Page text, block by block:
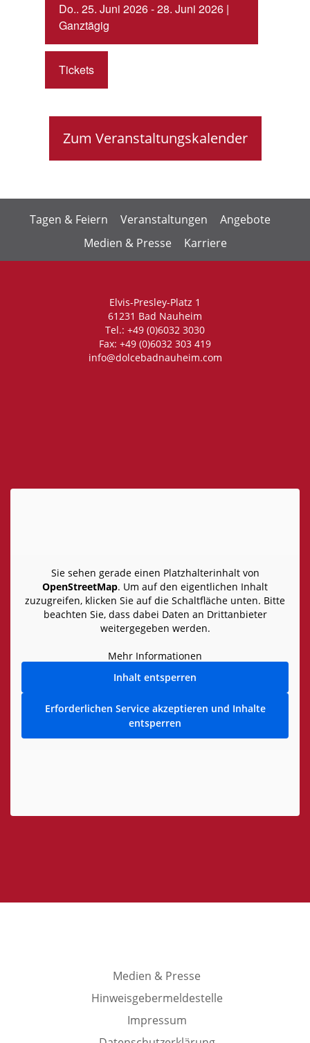
Do.. 25. Juni 2026 - 28. Juni 2026 |
Ganztägig
Tickets
Zum Veranstaltungskalender
Tagen & Feiern Veranstaltungen
Angebote
Medien & Presse
Karriere
Elvis-Presley-Platz 1
61231 Bad Nauheim
Tel.: +49 (0)6032 3030
Fax: +49 (0)6032 303 419
info@dolcebadnauheim.com
Sie sehen gerade einen Platzhalterinhalt von
OpenStreetMap. Um auf den eigentlichen Inhalt
zuzugreifen, klicken Sie auf die Schaltfläche unten. Bitte
beachten Sie, dass dabei Daten an Drittanbieter
weitergegeben werden.
Mehr Informationen
Inhalt entsperren
Erforderlichen Service akzeptieren und Inhalte
entsperren
Medien & Presse
Hinweisgebermeldestelle
Impressum